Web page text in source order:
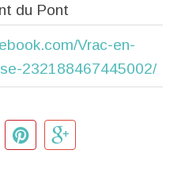
du Pont
Vrac-en-
232188467445002/